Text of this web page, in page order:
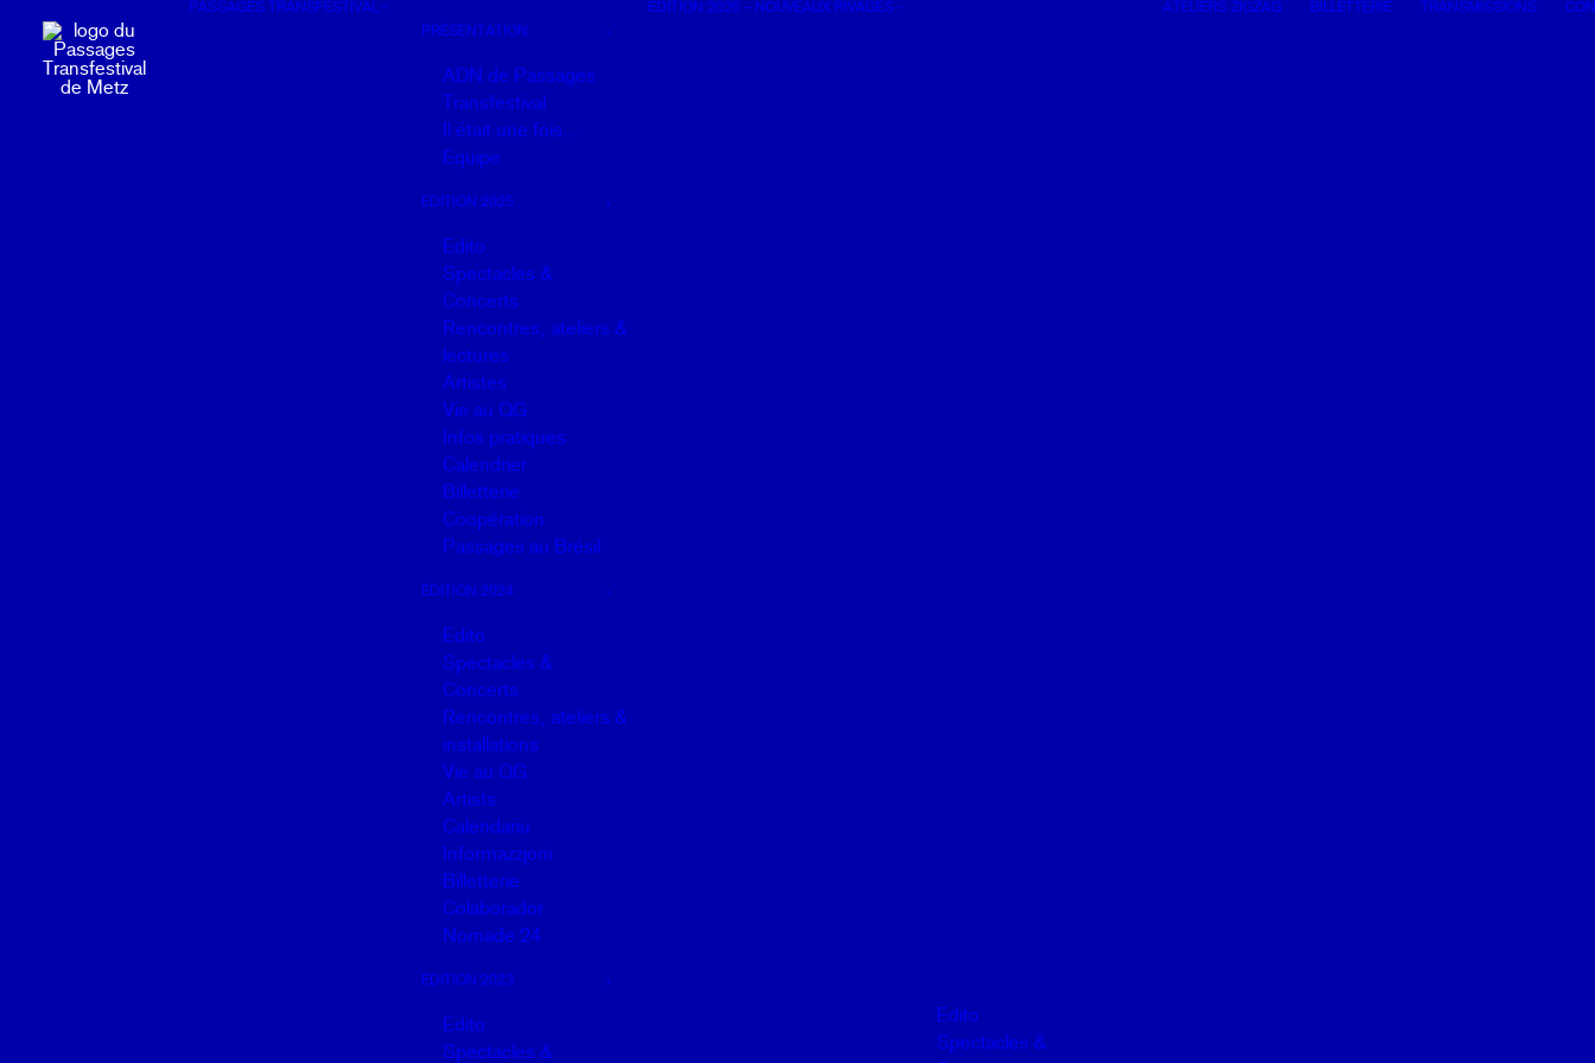
PASSAGES TRANSFESTIVAL
PRÉSENTATION
ADN de Passages
Transfestival
Il était une fois…
Equipe
EDITION 2025
Edito
Spectacles &
Concerts
Rencontres, ateliers &
lectures
Artistes
Vie au QG
Infos pratiques
Calendrier
Billetterie
Coopération
Passages au Brésil
ÉDITION 2024
Edito
Spectacles &
Concerts
Rencontres, ateliers &
installations
Vie au QG
Artists
Calendariu
Informazzjoni
Billetterie
Colaborador
Nomade 24
ÉDITION 2023
Edito
Spectacles &
EDITION 2026 – NOUVEAUX RIVAGES
Edito
Spectacles &
ATELIERS ZIGZAG BILLETTERIE TRANSMISSIONS
Panneau de gestion des cookies